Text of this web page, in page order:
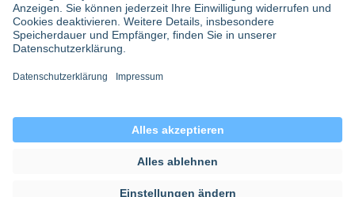
Jetzt doctari App downloaden
© 2026 doctari GmbH | doctari Pflege GmbH